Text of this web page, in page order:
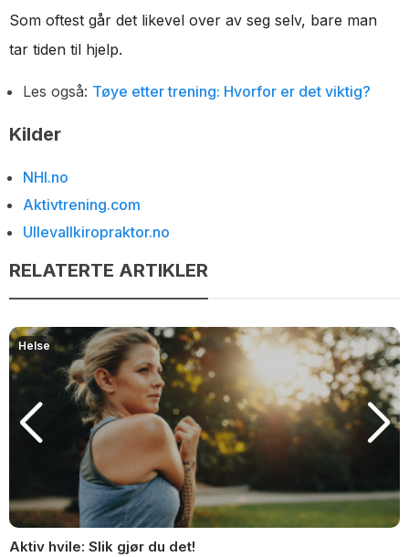
Som oftest går det likevel over av seg selv, bare man
tar tiden til hjelp.
Les også: Tøye etter trening: Hvorfor er det viktig?
Kilder
NHI.no
Aktivtrening.com
Ullevallkiropraktor.no
RELATERTE ARTIKLER
Aktiv hvile: Slik gjør du det!
Helse